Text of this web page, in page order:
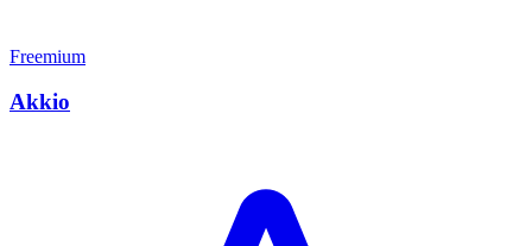
Freemium
Akkio